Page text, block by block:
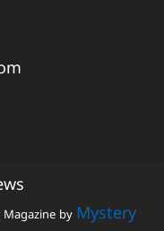
Magazine by Mystery